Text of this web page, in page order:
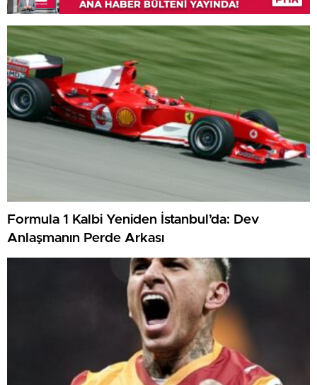
Formula 1 Kalbi Yeniden İstanbul’da: Dev
Anlaşmanın Perde Arkası